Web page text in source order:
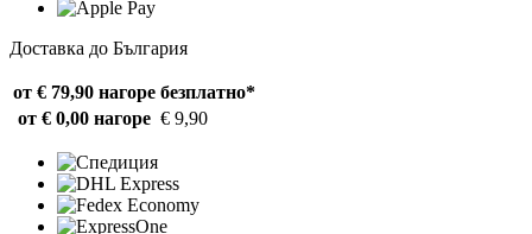
Доставка до България
от € 79,90 нагоре безплатно*
от € 0,00 нагоре € 9,90